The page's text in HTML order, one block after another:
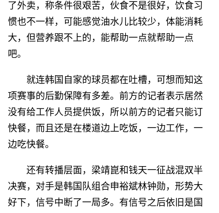
了外卖，称条件很艰苦，伙食不是很好，饮食习
惯也不一样，可能感觉油水儿比较少，体能消耗
大，但营养跟不上的，能帮助一点就帮助一点
吧。
就连韩国自家的球员都在吐槽，可想而知这
项赛事的后勤保障有多差。前方的记者表示居然
没有给工作人员提供饭，所以前方的记者只能订
快餐，而且还是在楼道边上吃饭，一边工作，一
边吃快餐。
还有转播层面，梁靖崑和钱天一征战混双半
决赛，对手是韩国队组合申裕斌林钟勋，形势大
好下，信号中断了一局多。有信号之后依旧是国